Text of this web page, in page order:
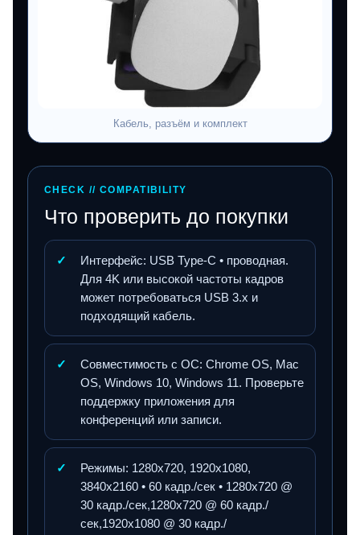
Кабель, разъём и комплект
CHECK // COMPATIBILITY
Что проверить до покупки
✓
Интерфейс: USB Type-C • проводная.
Для 4K или высокой частоты кадров
может потребоваться USB 3.x и
подходящий кабель.
✓
Совместимость с ОС: Chrome OS, Mac
OS, Windows 10, Windows 11. Проверьте
поддержку приложения для
конференций или записи.
✓
Режимы: 1280x720, 1920x1080,
3840x2160 • 60 кадр./сек • 1280x720 @
30 кадр./сек,1280x720 @ 60 кадр./
сек,1920x1080 @ 30 кадр./